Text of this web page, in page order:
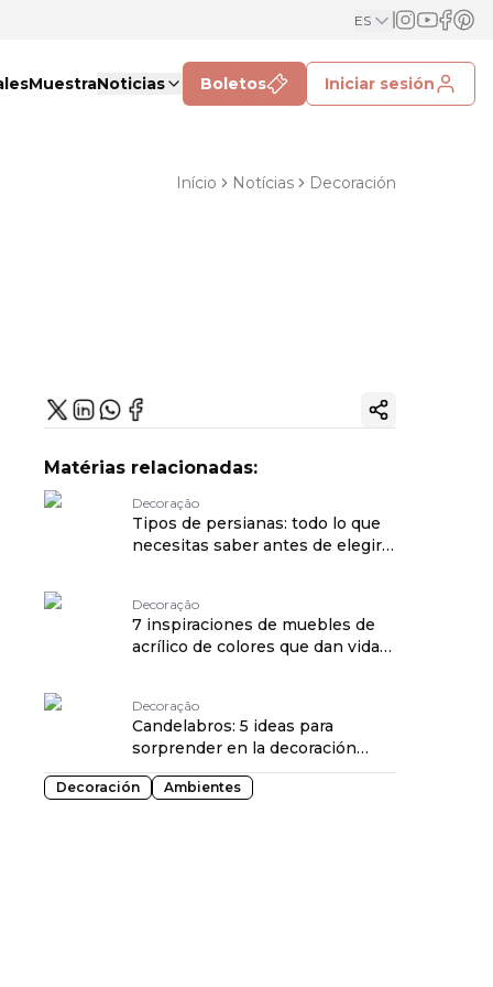
ES
MuestraNoticias Boletos Iniciar sesión
Início Notícias Decoración
Copiar enlace
Matérias relacionadas:
Decoração
Tipos de persianas: todo lo que
necesitas saber antes de elegir
Decoração
7 inspiraciones de muebles de
acrílico de colores que dan vida
Decoração
Candelabros: 5 ideas para
sorprender en la decoración
traduzido por: OPENROUTER
Decoración Ambientes